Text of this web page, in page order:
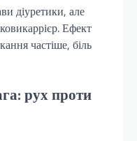
діуретики, але
Ефект
частіше, біль
рух проти